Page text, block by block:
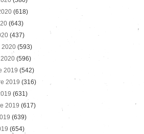
(618)
(643)
(437)
2020 (593)
(596)
2019 (542)
2019 (316)
(631)
2019 (617)
(639)
(654)